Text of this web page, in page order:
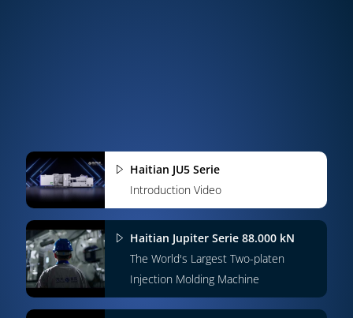
Haitian JU5 Serie
Introduction Video
Haitian Jupiter Serie 88.000 kN
The World's Largest Two-platen
Injection Molding Machine